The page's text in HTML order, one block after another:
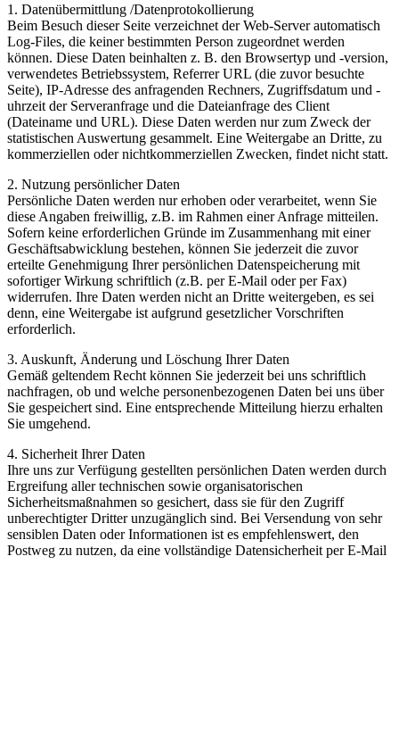
1. Datenübermittlung /Datenprotokollierung
Beim Besuch dieser Seite verzeichnet der Web-Server automatisch
Log-Files, die keiner bestimmten Person zugeordnet werden
können. Diese Daten beinhalten z. B. den Browsertyp und -version,
verwendetes Betriebssystem, Referrer URL (die zuvor besuchte
Seite), IP-Adresse des anfragenden Rechners, Zugriffsdatum und -
uhrzeit der Serveranfrage und die Dateianfrage des Client
(Dateiname und URL). Diese Daten werden nur zum Zweck der
statistischen Auswertung gesammelt. Eine Weitergabe an Dritte, zu
kommerziellen oder nichtkommerziellen Zwecken, findet nicht statt.
2. Nutzung persönlicher Daten
Persönliche Daten werden nur erhoben oder verarbeitet, wenn Sie
diese Angaben freiwillig, z.B. im Rahmen einer Anfrage mitteilen.
Sofern keine erforderlichen Gründe im Zusammenhang mit einer
Geschäftsabwicklung bestehen, können Sie jederzeit die zuvor
erteilte Genehmigung Ihrer persönlichen Datenspeicherung mit
sofortiger Wirkung schriftlich (z.B. per E-Mail oder per Fax)
widerrufen. Ihre Daten werden nicht an Dritte weitergeben, es sei
denn, eine Weitergabe ist aufgrund gesetzlicher Vorschriften
erforderlich.
3. Auskunft, Änderung und Löschung Ihrer Daten
Gemäß geltendem Recht können Sie jederzeit bei uns schriftlich
nachfragen, ob und welche personenbezogenen Daten bei uns über
Sie gespeichert sind. Eine entsprechende Mitteilung hierzu erhalten
Sie umgehend.
4. Sicherheit Ihrer Daten
Ihre uns zur Verfügung gestellten persönlichen Daten werden durch
Ergreifung aller technischen sowie organisatorischen
Sicherheitsmaßnahmen so gesichert, dass sie für den Zugriff
unberechtigter Dritter unzugänglich sind. Bei Versendung von sehr
sensiblen Daten oder Informationen ist es empfehlenswert, den
Postweg zu nutzen, da eine vollständige Datensicherheit per E-Mail